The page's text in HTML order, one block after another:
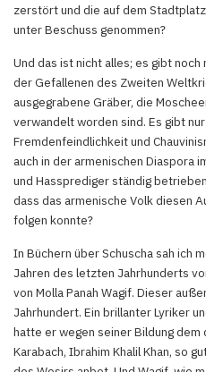
zerstört und die auf dem
unter Beschuss genommen?
Und das ist nicht alles; es gibt
der Gefallenen des Zweiten
ausgegrabene Gräber, die
verwandelt worden sind. Es gibt
Fremdenfeindlichkeit und
auch in der armenischen Diaspora
und Hassprediger ständig
dass das armenische Volk diesen
folgen konnte?
In Büchern über Schuscha sah ich
Jahren des letzten Jahrhunderts
von Molla Panah Wagif. Dieser
Jahrhundert. Ein brillanter Lyriker
hatte er wegen seiner Bildung dem
Karabach, Ibrahim Khalil Khan, so